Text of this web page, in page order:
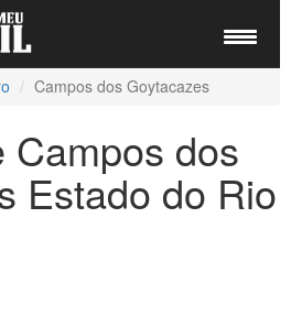
Campos dos Goytacazes
Campos dos
Estado do Rio